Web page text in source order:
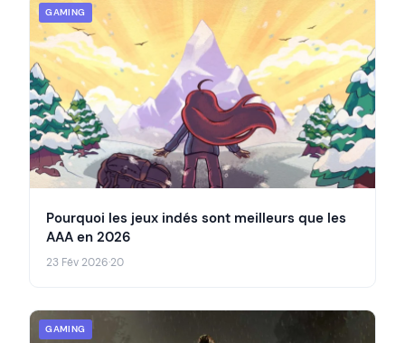
GAMING
Pourquoi les jeux indés sont meilleurs que les
AAA en 2026
23 Fév 2026·20
GAMING